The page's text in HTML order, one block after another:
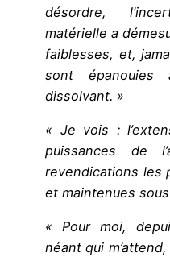
désordre,
matérielle a
faiblesses, et,
sont
dissolvant. »
« Je vois :
puissances de
revendications les
et maintenues
« Pour moi,
néant qui